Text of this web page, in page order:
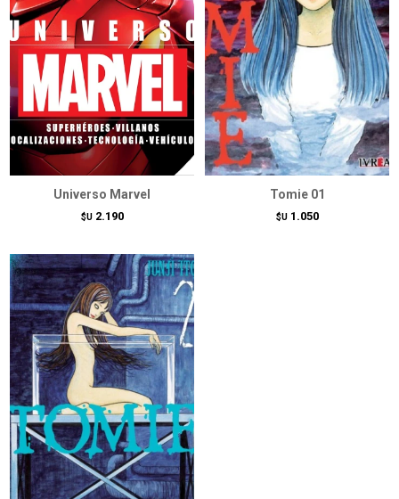
Universo Marvel
$U 2.190
Tomie 01
$U 1.050